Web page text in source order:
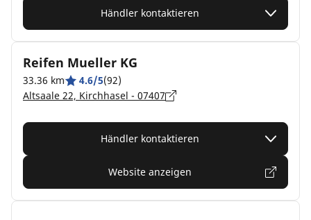
Händler kontaktieren
Reifen Mueller KG
33.36 km 4.6/5(92)
Altsaale 22, Kirchhasel - 07407
Händler kontaktieren
Website anzeigen